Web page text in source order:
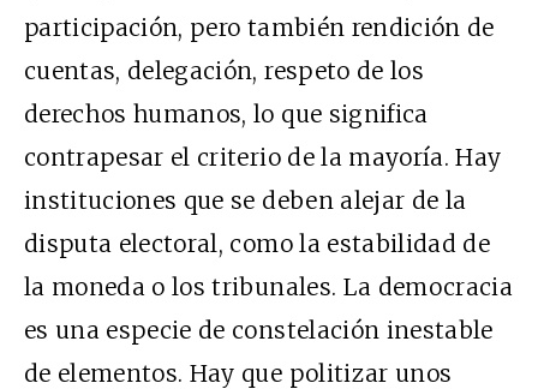
participación, pero también rendición de
cuentas, delegación, respeto de los
derechos humanos, lo que significa
contrapesar el criterio de la mayoría. Hay
instituciones que se deben alejar de la
disputa electoral, como la estabilidad de
la moneda o los tribunales. La democracia
es una especie de constelación inestable
de elementos. Hay que politizar unos